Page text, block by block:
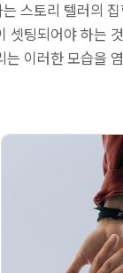
스토리 텔러의
셋팅되어야 하는
이러한 모습을